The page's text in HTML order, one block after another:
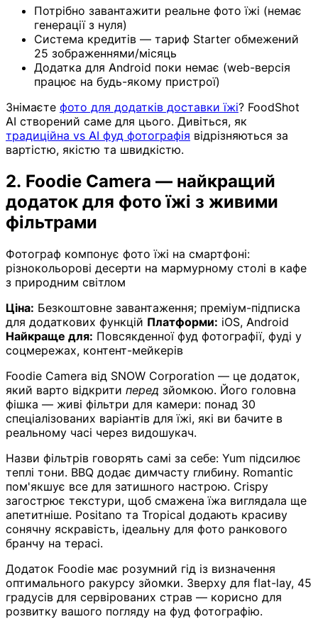
Потрібно завантажити реальне фото їжі (немає
генерації з нуля)
Система кредитів — тариф Starter обмежений
25 зображеннями/місяць
Додатка для Android поки немає (web-версія
працює на будь-якому пристрої)
Знімаєте фото для додатків доставки їжі? FoodShot
AI створений саме для цього. Дивіться, як
традиційна vs AI фуд фотографія відрізняються за
вартістю, якістю та швидкістю.
2. Foodie Camera — найкращий
додаток для фото їжі з живими
фільтрами
Фотограф компонує фото їжі на смартфоні:
різнокольорові десерти на мармурному столі в кафе
з природним світлом
Ціна: Безкоштовне завантаження; преміум-підписка
для додаткових функцій Платформи: iOS, Android
Найкраще для: Повсякденної фуд фотографії, фуді у
соцмережах, контент-мейкерів
Foodie Camera від SNOW Corporation — це додаток,
який варто відкрити перед зйомкою. Його головна
фішка — живі фільтри для камери: понад 30
спеціалізованих варіантів для їжі, які ви бачите в
реальному часі через видошукач.
Назви фільтрів говорять самі за себе: Yum підсилює
теплі тони. BBQ додає димчасту глибину. Romantic
пом'якшує все для затишного настрою. Crispy
загострює текстури, щоб смажена їжа виглядала ще
апетитніше. Positano та Tropical додають красиву
сонячну яскравість, ідеальну для фото ранкового
бранчу на терасі.
Додаток Foodie має розумний гід із визначення
оптимального ракурсу зйомки. Зверху для flat-lay, 45
градусів для сервірованих страв — корисно для
розвитку вашого погляду на фуд фотографію.